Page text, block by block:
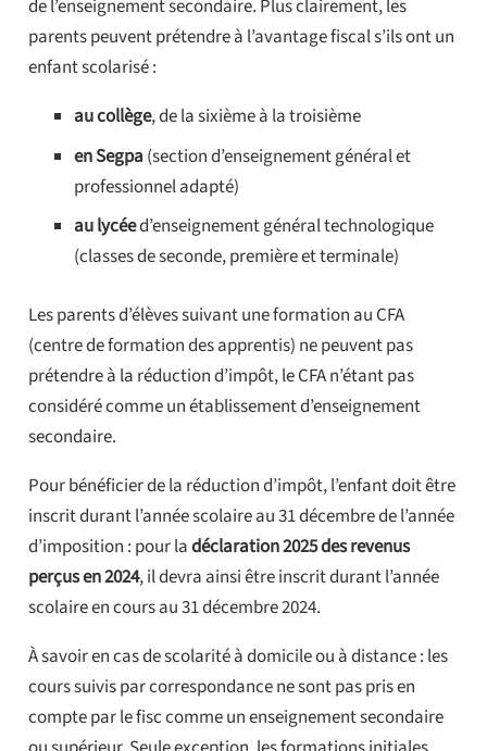
de l’enseignement secondaire. Plus clairement, les
parents peuvent prétendre à l’avantage fiscal s’ils ont un
enfant scolarisé :
au collège, de la sixième à la troisième
en Segpa (section d’enseignement général et
professionnel adapté)
au lycéed’enseignement général technologique
(classes de seconde, première et terminale)
Les parents d’élèves suivant une formation au CFA
(centre de formation des apprentis) ne peuvent pas
prétendre à la réduction d’impôt, le CFA n’étant pas
considéré comme un établissement d’enseignement
secondaire.
Pour bénéficier de la réduction d’impôt, l’enfant doit être
inscrit durant l’année scolaire au 31 décembre de l’année
d’imposition : pour ladéclaration 2025 des revenus
perçus en 2024, il devra ainsi être inscrit durant l’année
scolaire en cours au 31 décembre 2024.
À savoir en cas de scolarité à domicile ou à distance : les
cours suivis par correspondance ne sont pas pris en
compte par le fisc comme un enseignement secondaire